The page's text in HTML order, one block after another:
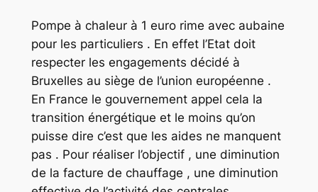
Pompe à chaleur à 1 euro rime avec aubaine
pour les particuliers . En effet l’Etat doit
respecter les engagements décidé à
Bruxelles au siège de l’union européenne .
En France le gouvernement appel cela la
transition énergétique et le moins qu’on
puisse dire c’est que les aides ne manquent
pas . Pour réaliser l’objectif , une diminution
de la facture de chauffage , une diminution